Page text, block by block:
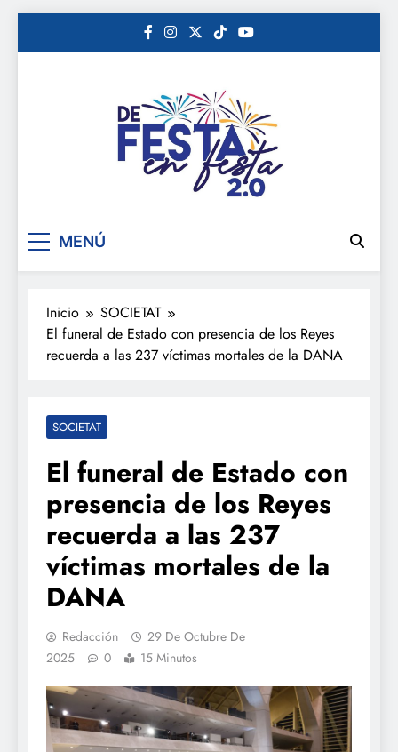
De festa en festa 2.0
MENÚ
Inicio
SOCIETAT
El funeral de Estado con presencia de los Reyes
recuerda a las 237 víctimas mortales de la DANA
SOCIETAT
El funeral de Estado con
presencia de los Reyes
recuerda a las 237
víctimas mortales de la
DANA
Redacción
29 De Octubre De
2025
0 15 Minutos